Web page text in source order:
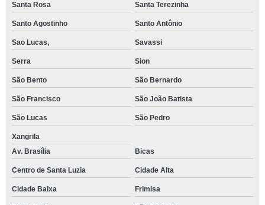
Santa Rosa Santa Terezinha
Santo Agostinho Santo Antônio
Sao Lucas, Savassi
Serra Sion
São Bento São Bernardo
São Francisco São João Batista
São Lucas São Pedro
Xangrila
Av. Brasília
Bicas
Centro de Santa Luzia Cidade Alta
Cidade Baixa Frimisa